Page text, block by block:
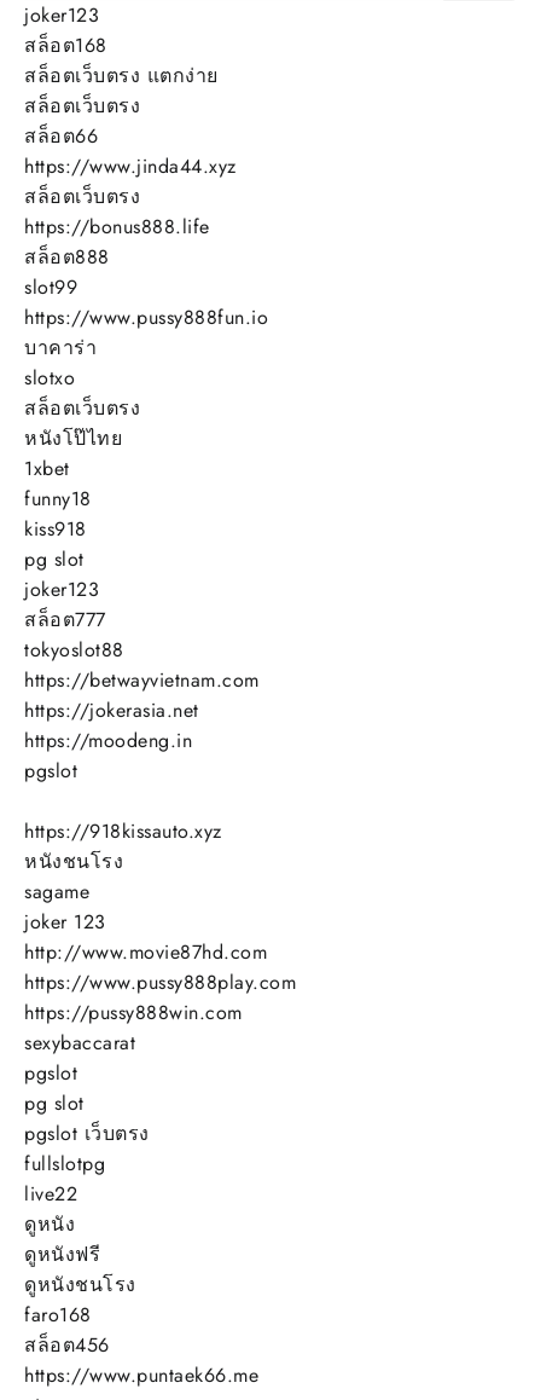
joker123
สล็อต168
สล็อตเว็บตรง แตกง่าย
สล็อตเว็บตรง
สล็อต66
https://www.jinda44.xyz
สล็อตเว็บตรง
https://bonus888.life
สล็อต888
slot99
https://www.pussy888fun.io
บาคาร่า
slotxo
สล็อตเว็บตรง
หนังโป๊ไทย
1xbet
funny18
kiss918
pg slot
joker123
สล็อต777
tokyoslot88
https://betwayvietnam.com
https://jokerasia.net
https://moodeng.in
pgslot
https://918kissauto.xyz
หนังชนโรง
sagame
joker 123
http://www.movie87hd.com
https://www.pussy888play.com
https://pussy888win.com
sexybaccarat
pgslot
pg slot
pgslot เว็บตรง
fullslotpg
live22
ดูหนัง
ดูหนังฟรี
ดูหนังชนโรง
faro168
สล็อต456
https://www.puntaek66.me